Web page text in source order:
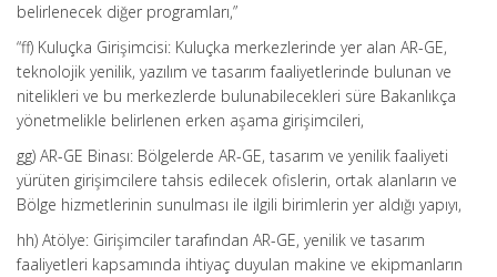
belirlenecek diğer programları,”
“ff) Kuluçka Girişimcisi: Kuluçka merkezlerinde yer alan AR-GE,
teknolojik yenilik, yazılım ve tasarım faaliyetlerinde bulunan ve
nitelikleri ve bu merkezlerde bulunabilecekleri süre Bakanlıkça
yönetmelikle belirlenen erken aşama girişimcileri,
gg) AR-GE Binası: Bölgelerde AR-GE, tasarım ve yenilik faaliyeti
yürüten girişimcilere tahsis edilecek ofislerin, ortak alanların ve
Bölge hizmetlerinin sunulması ile ilgili birimlerin yer aldığı yapıyı,
hh) Atölye: Girişimciler tarafından AR-GE, yenilik ve tasarım
faaliyetleri kapsamında ihtiyaç duyulan makine ve ekipmanların